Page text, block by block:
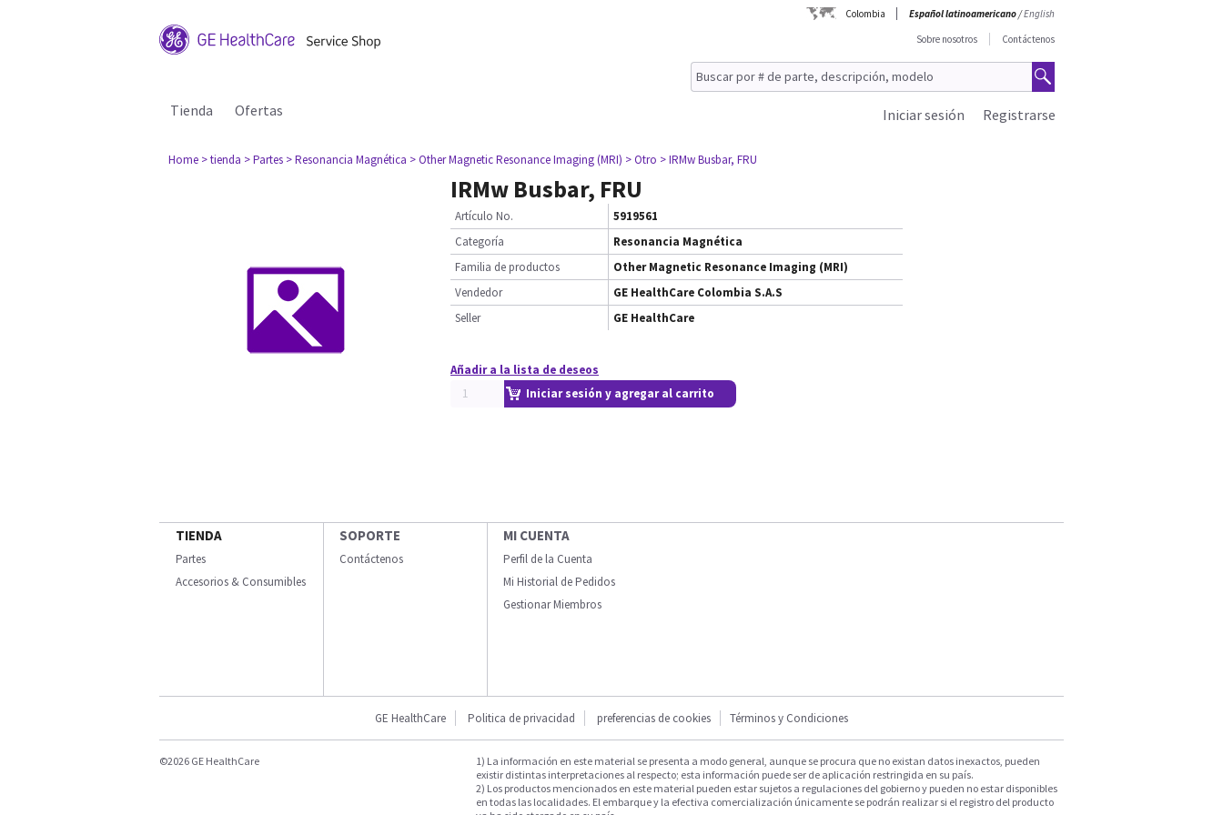
Colombia Español latinoamericano/English
Sobre nosotros
Contáctenos
Tienda Ofertas Registrarse
Iniciar sesión
Home > tienda > Partes > Resonancia Magnética > Other Magnetic Resonance Imaging (MRI) > Otro > IRMw Busbar, FRU
IRMw Busbar, FRU
Artículo No.
5919561
Categoría
Resonancia Magnética
Familia de productos
Other Magnetic Resonance Imaging (MRI)
Vendedor
GE HealthCare Colombia S.A.S
Seller
GE HealthCare
Añadir a la lista de deseos
Iniciar sesión y agregar al carrito
TIENDA
Partes
Accesorios & Consumibles
SOPORTE
Contáctenos
MI CUENTA
Perfil de la Cuenta
Mi Historial de Pedidos
Gestionar Miembros
GE HealthCare Politica de privacidad preferencias de cookies Términos y Condiciones
©2026 GE HealthCare
1) La información en este material se presenta a modo general, aunque se procura que no existan datos inexactos, pueden
existir distintas interpretaciones al respecto; esta información puede ser de aplicación restringida en su país.
2) Los productos mencionados en este material pueden estar sujetos a regulaciones del gobierno y pueden no estar disponibles
en todas las localidades. El embarque y la efectiva comercialización únicamente se podrán realizar si el registro del producto